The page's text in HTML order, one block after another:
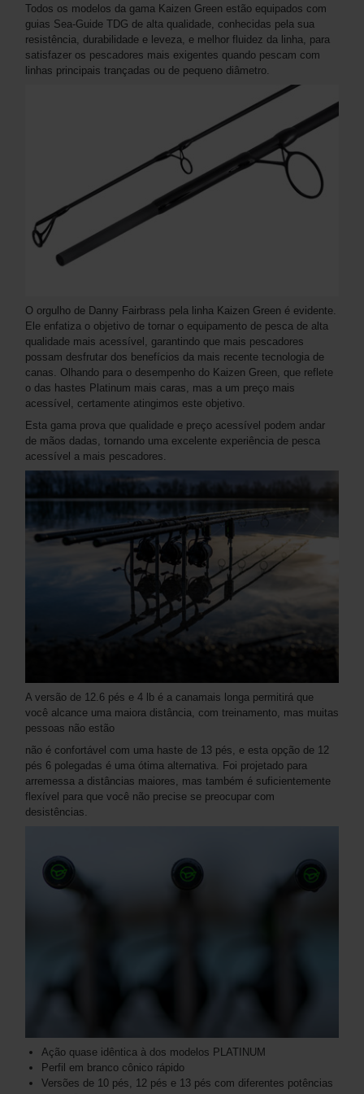
Todos os modelos da gama Kaizen Green estão equipados com
guias Sea-Guide TDG de alta qualidade, conhecidas pela sua
resistência, durabilidade e leveza, e melhor fluidez da linha, para
satisfazer os pescadores mais exigentes quando pescam com
linhas principais trançadas ou de pequeno diâmetro.
O orgulho de Danny Fairbrass pela linha Kaizen Green é evidente.
Ele enfatiza o objetivo de tornar o equipamento de pesca de alta
qualidade mais acessível, garantindo que mais pescadores
possam desfrutar dos benefícios da mais recente tecnologia de
canas. Olhando para o desempenho do Kaizen Green, que reflete
o das hastes Platinum mais caras, mas a um preço mais
acessível, certamente atingimos este objetivo.
Esta gama prova que qualidade e preço acessível podem andar
de mãos dadas, tornando uma excelente experiência de pesca
acessível a mais pescadores.
A versão de 12.6 pés e 4 lb é a canamais longa permitirá que
você alcance uma maiora distância, com treinamento, mas muitas
pessoas não estão
não é confortável com uma haste de 13 pés, e esta opção de 12
pés 6 polegadas é uma ótima alternativa. Foi projetado para
arremessa a distâncias maiores, mas também é suficientemente
flexível para que você não precise se preocupar com
desistências.
Ação quase idêntica à dos modelos PLATINUM
Perfil em branco cônico rápido
Versões de 10 pés, 12 pés e 13 pés com diferentes potências